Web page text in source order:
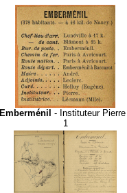
Emberménil - Instituteur
1